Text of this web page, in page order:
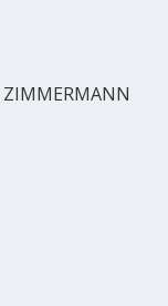
ZIMMERMANN